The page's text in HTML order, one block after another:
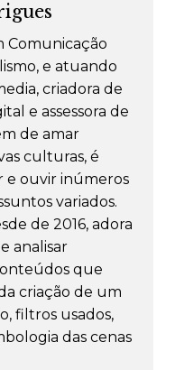
Comunicação
e atuando
criadora de
e assessora de
de amar
culturas, é
e ouvir inúmeros
variados.
de 2016, adora
analisar
que
criação de um
filtros usados,
das cenas